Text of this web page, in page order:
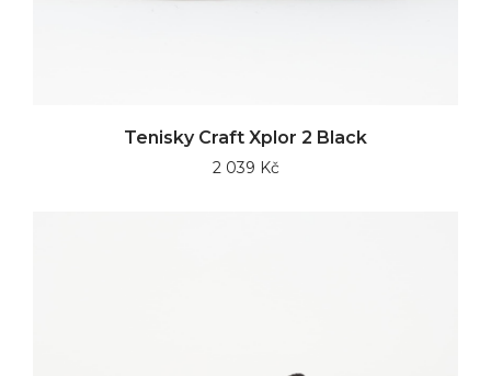
Tenisky Craft Xplor 2 Black
2 039 Kč